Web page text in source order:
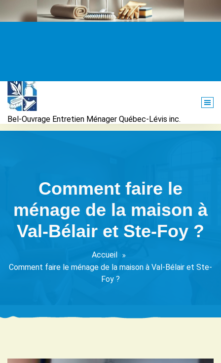
au
Bel-Ouvrage Entretien Ménager Québec-Lévis inc.
Comment faire le
ménage de la maison à
Val-Bélair et Ste-Foy ?
Accueil
Comment faire le ménage de la maison à Val-Bélair et Ste-
Foy ?